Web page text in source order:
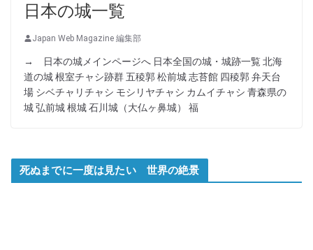
日本の城一覧
Japan Web Magazine 編集部
→ 日本の城メインページへ 日本全国の城・城跡一覧 北海
道の城 根室チャシ跡群 五稜郭 松前城 志苔館 四稜郭 弁天台
場 シベチャリチャシ モシリヤチャシ カムイチャシ 青森県の
城 弘前城 根城 石川城（大仏ヶ鼻城） 福
死ぬまでに一度は見たい 世界の絶景